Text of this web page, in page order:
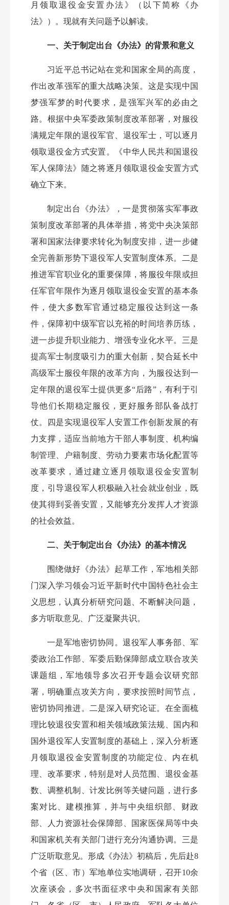
月领取退役金安置办法》（以下简称《办
法》）。现就有关问题予以解读。
一、关于制定出台《办法》的背景和意义
习近平总书记站在党和国家全局的高度，
作出改革强军的重大战略决策。这是实现中国
梦强军梦的时代要求，是强军兴军的必由之
路。根据中央军委政策制度改革部署，对服役
满规定年限的退役军官、退役军士，可以逐月
领取退役金方式安置。《中华人民共和国退役
军人保障法》随之将逐月领取退役金安置方式
确立下来。
制定出台《办法》，一是贯彻落实军事政
策制度改革部署的具体举措，将党中央决策部
署和国家法律要求转化为制度安排，进一步健
全完善新形势下退役军人安置制度体系。二是
推进军官职业化的重要保障，将服役年限或担
任军官年限作为逐月领取退役金安置的基本条
件，使大多数军官通过稳定服役达到这一条
件，保障初中级军官以充裕的时间培养历练，
进一步提升职业能力、增强专业化水平。三是
提高军士制度吸引力的重大创新，契合延长中
高级军士服役年限的改革方向，为服役达到一
定年限的退役军士提供更多“后路”，有利于引
导他们长期稳定服役，更好服务部队备战打
仗。四是实现退役军人安置工作创新发展的有
力支撑，适应当前地方干部人事制度、机构编
制管理、户籍制度、劳动力要素市场化配置等
改革要求，通过建立逐月领取退役金安置制
度，引导退役军人积极融入社会就业创业，既
使其得到妥善安置，又能够充分发挥人才资源
的社会效益。
二、关于制定出台《办法》的基本情况
围绕做好《办法》起草工作，军地相关部
门深入学习领会习近平新时代中国特色社会主
义思想，认真分析研究问题、不断解决问题，
多方听取意见、广泛凝聚共识。
一是军地密切协同。退役军人事务部、军
委政治工作部、军委后勤保障部成立联合攻关
课题组，军地领导多次召开专题会议研究部
署，明确重点攻关方向，要求按照时间节点，
密切协同推进。二是深入研究论证。在全面梳
理比较退役安置和相关领域政策法规、国内和
国外退役军人安置制度的基础上，深入分析逐
月领取退役金安置制度的功能定位、内在机
理、改革要求，特别是对人员范围、退役金基
数、调整机制、计发比例等关键问题，进行多
案对比、建模推算，并与中央组织部、财政
部、人力资源社会保障部、国家医保局等中央
和国家机关有关部门进行充分沟通协调。三是
广泛听取意见。形成《办法》初稿后，先后赴8
个省（区、市）军地单位实地调研，召开10余
次座谈会，多次书面征求中央和国家有关部